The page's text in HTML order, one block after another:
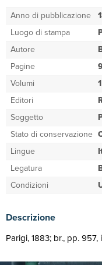
Anno di pubblicazione
Luogo di stampa
Autore
Pagine
Volumi
1
Editori
Soggetto
Stato di conservazione
Lingue
Legatura
Condizioni
Descrizione
Parigi, 1883; br., pp. 957,